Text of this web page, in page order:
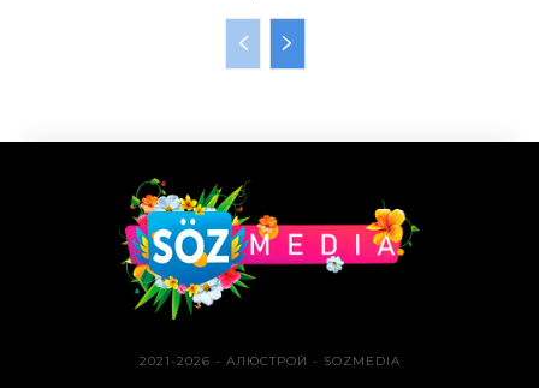
2021-2026 - АЛЮСТРОЙ - SOZMEDIA